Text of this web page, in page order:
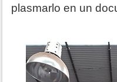
plasmarlo en un